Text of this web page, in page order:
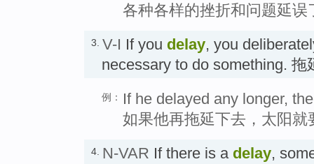
各种各样的挫折和问题延误
3. V-I If you delay, you
necessary to do something. 拖
例：
If he delayed any longer,
如果他再拖延下去，太阳就
4. N-VAR If there is a delay,